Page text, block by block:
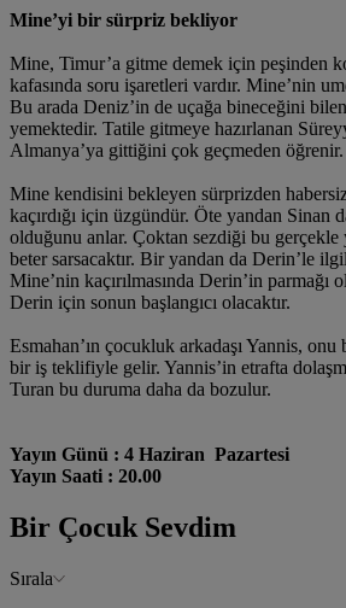
Mine’yi bir sürpriz bekliyor
Mine, Timur’a gitme demek için peşinden
kafasında soru işaretleri vardır. Mine’nin
Bu arada Deniz’in de uçağa bineceğini
yemektedir. Tatile gitmeye hazırlanan
Almanya’ya gittiğini çok geçmeden öğrenir.
Mine kendisini bekleyen sürprizden
kaçırdığı için üzgündür. Öte yandan Sinan
olduğunu anlar. Çoktan sezdiği bu gerçekle
beter sarsacaktır. Bir yandan da Derin’le
Mine’nin kaçırılmasında Derin’in parmağı
Derin için sonun başlangıcı olacaktır.
Esmahan’ın çocukluk arkadaşı Yannis,
bir iş teklifiyle gelir. Yannis’in etrafta
Turan bu duruma daha da bozulur.
Yayın Günü : 4 Haziran Pazartesi
Yayın Saati : 20.00
Bir Çocuk Sevdim
Sırala